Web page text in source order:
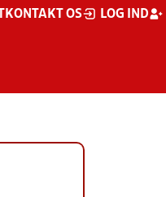
KONTAKT OS LOG IND